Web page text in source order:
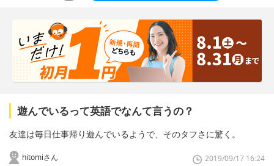
遊んでいるって英語でなんて言うの？
友達は毎日仕事帰り遊んでいるようで、そのタフさに驚く。
hitomiさん 2019/09/17 16:24